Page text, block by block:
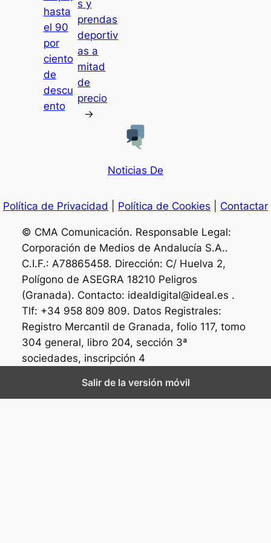
hasta
el 90
por
ciento
de
descu
ento
s y
prendas
deportiv
as a
mitad
de
precio
→
Noticias De
Política de Privacidad Política de Cookies Contactar
© CMA Comunicación. Responsable Legal:
Corporación de Medios de Andalucía S.A..
C.I.F.: A78865458. Dirección: C/ Huelva 2,
Polígono de ASEGRA 18210 Peligros
(Granada). Contacto: idealdigital@ideal.es .
Tlf: +34 958 809 809. Datos Registrales:
Registro Mercantil de Granada, folio 117, tomo
304 general, libro 204, sección 3ª
sociedades, inscripción 4
Salir de la versión móvil